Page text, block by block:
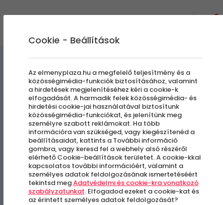
Elisoria Superiors
Ajándék belépő-Kehida Gyógy-és
Élményfürdő
Cserszegtomaj
-34%
Cookie - Beállítások
Az elmenyplaza.hu a megfelelő teljesítmény és a
közösségimédia-funkciók biztosításához, valamint
a hirdetések megjelenítéséhez kéri a cookie-k
elfogadását. A harmadik felek közösségimédia- és
hirdetési cookie-jai használatával biztosítunk
közösségimédia-funkciókat, és jelenítünk meg
személyre szabott reklámokat. Ha több
információra van szükséged, vagy kiegészítenéd a
beállításaidat, kattints a További információ
gombra, vagy keresd fel a webhely alsó részéről
elérhető Cookie-beállítások területet. A cookie-kkal
kapcsolatos további információért, valamint a
személyes adatok feldolgozásának ismertetéséért
tekintsd megAdatvédelmi és cookie-kra vonatkozó
szabályzatunkat. Elfogadod ezeket a cookie-kat és
az érintett személyes adatok feldolgozását?